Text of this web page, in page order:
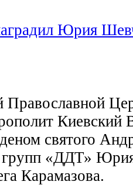
Юрия
Православной
Киевский
святого
групп «ДДТ»
Карамазова.